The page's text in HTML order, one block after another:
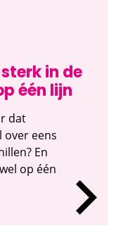
in de
één lijn
dat
over eens
En
op één